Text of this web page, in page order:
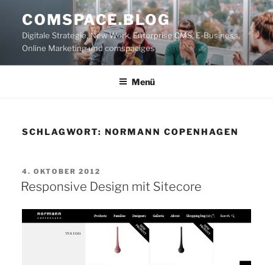
Inhalt
springen
COMSPACE.BLOG
Digitale Strategie, New Work, Enterprise CMS, E-Business,
Online Marketing und comspaciges
Menü
SCHLAGWORT: NORMANN COPENHAGEN
VERÖFFENTLICHT
AM
4. OKTOBER 2012
Responsive Design mit Sitecore